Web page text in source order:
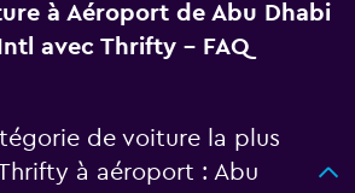
à Aéroport de Abu Dhabi
avec Thrifty - FAQ
de voiture la plus
à aéroport : Abu